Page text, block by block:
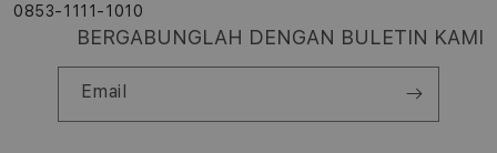
0853-1111-1010
BERGABUNGLAH DENGAN BULETIN KAMI
Email